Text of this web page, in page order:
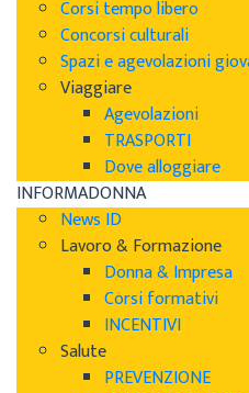
Corsi tempo libero
Concorsi culturali
Spazi e agevolazioni
Viaggiare
Agevolazioni
TRASPORTI
Dove alloggiare
INFORMADONNA
News ID
Lavoro & Formazione
Donna & Impresa
Corsi formativi
INCENTIVI
Salute
PREVENZIONE